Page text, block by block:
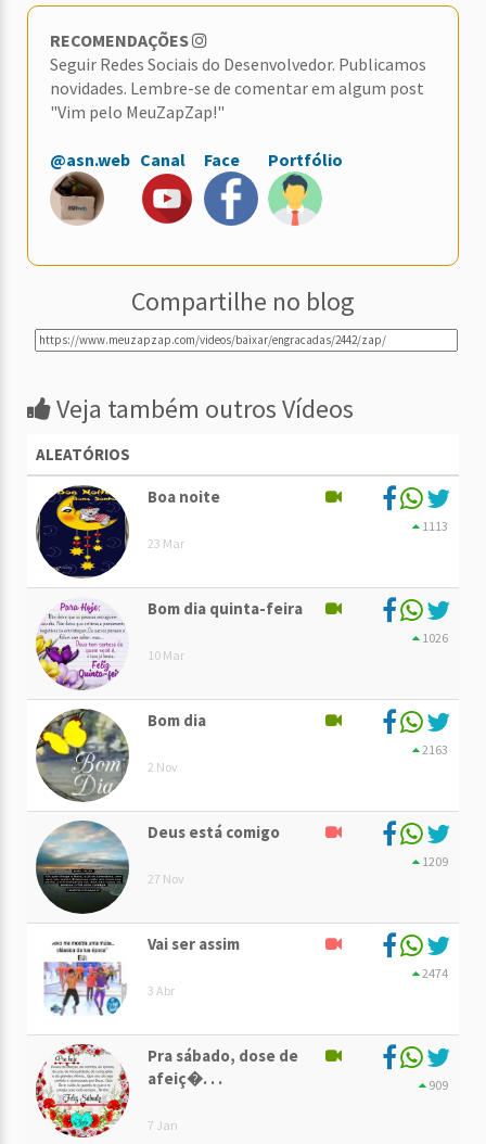
RECOMENDAÇÕES
Seguir Redes Sociais do Desenvolvedor. Publicamos
novidades. Lembre-se de comentar em algum post
"Vim pelo MeuZapZap!"
@asn.web Canal Face Portfólio
Compartilhe no blog
Veja também outros Vídeos
ALEATÓRIOS
Boa noite
23 Mar
1113
Bom dia quinta-feira
10 Mar
1026
Bom dia
2 Nov
2163
Deus está comigo
27 Nov
1209
Vai ser assim
3 Abr
2474
Pra sábado, dose de
afeiç�. . .
7 Jan
909